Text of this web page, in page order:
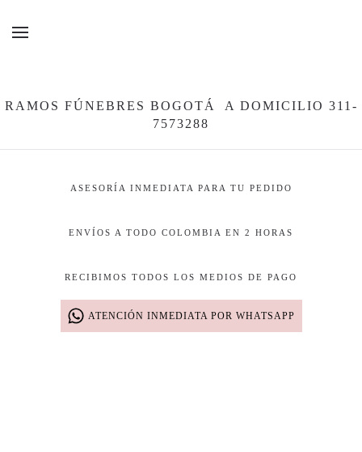
RAMOS FÚNEBRES BOGOTÁ A DOMICILIO 311-
7573288
ASESORÍA INMEDIATA PARA TU PEDIDO
ENVÍOS A TODO COLOMBIA EN 2 HORAS
RECIBIMOS TODOS LOS MEDIOS DE PAGO
ATENCIÓN INMEDIATA POR WHATSAPP